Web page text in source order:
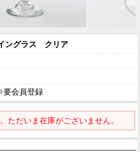
ングラス クリア
要会員登録
ただいま在庫がございません。